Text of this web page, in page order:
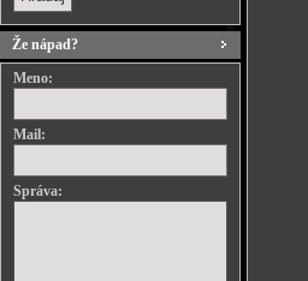
Že nápad?
Meno:
Mail:
Správa: